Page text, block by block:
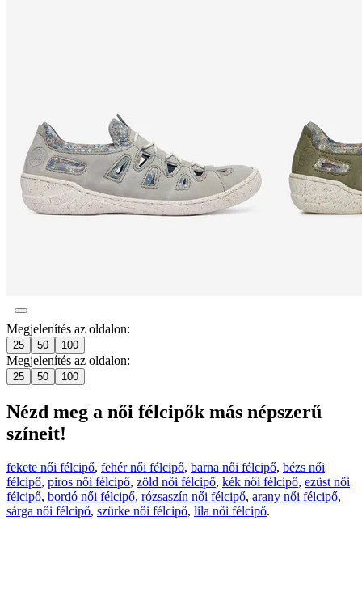
Megjelenítés az oldalon:
25 50 100
Megjelenítés az oldalon:
25 50 100
Nézd meg a női félcipők más népszerű
színeit!
fekete női félcipő, fehér női félcipő, barna női félcipő, bézs női
félcipő, piros női félcipő, zöld női félcipő, kék női félcipő, ezüst női
félcipő, bordó női félcipő, rózsaszín női félcipő, arany női félcipő,
sárga női félcipő, szürke női félcipő, lila női félcipő.